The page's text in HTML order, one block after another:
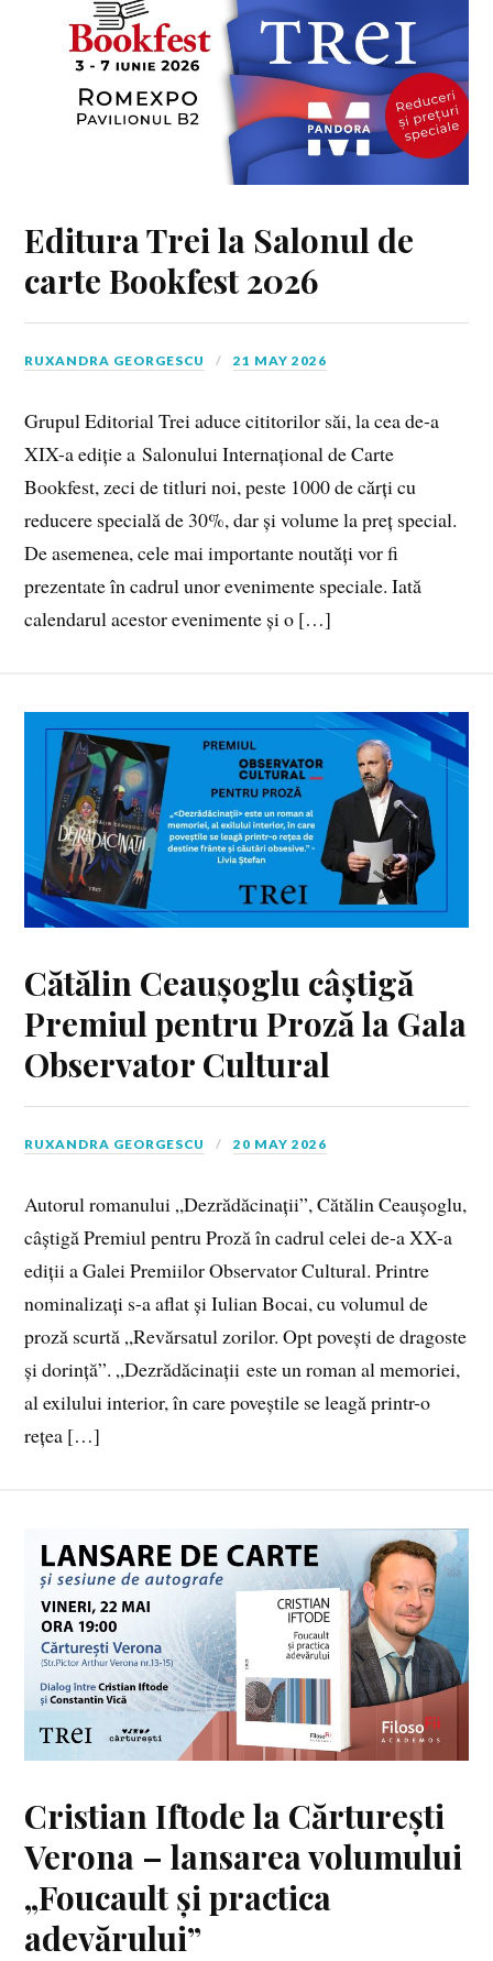
Editura Trei la Salonul de
carte Bookfest 2026
RUXANDRA GEORGESCU 21 MAY 2026
Grupul Editorial Trei aduce cititorilor săi, la cea de-a
XIX-a ediție a Salonului Internațional de Carte
Bookfest, zeci de titluri noi, peste 1000 de cărți cu
reducere specială de 30%, dar și volume la preț special.
De asemenea, cele mai importante noutăți vor fi
prezentate în cadrul unor evenimente speciale. Iată
calendarul acestor evenimente și o […]
Cătălin Ceaușoglu câștigă
Premiul pentru Proză la Gala
Observator Cultural
RUXANDRA GEORGESCU 20 MAY 2026
Autorul romanului „Dezrădăcinații”, Cătălin Ceaușoglu,
câștigă Premiul pentru Proză în cadrul celei de-a XX-a
ediții a Galei Premiilor Observator Cultural. Printre
nominalizați s-a aflat și Iulian Bocai, cu volumul de
proză scurtă „Revărsatul zorilor. Opt povești de dragoste
și dorință”. „Dezrădăcinații este un roman al memoriei,
al exilului interior, în care poveștile se leagă printr-o
rețea […]
Cristian Iftode la Cărturești
Verona – lansarea volumului
„Foucault și practica
adevărului”